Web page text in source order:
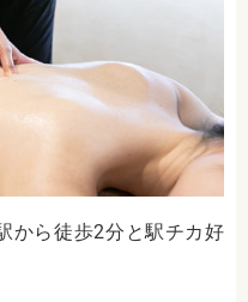
から徒歩2分と駅チカ好